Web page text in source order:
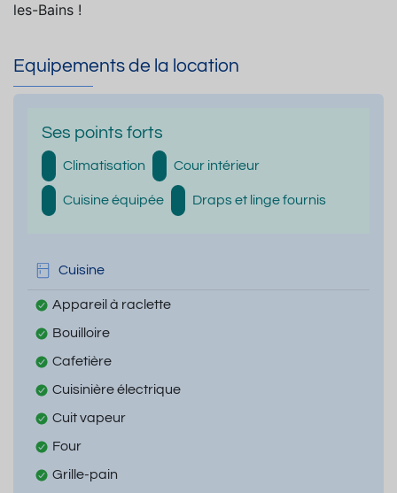
les-Bains !
Equipements de la location
Ses points forts
Climatisation Cour intérieur
Cuisine équipée Draps et linge fournis
Cuisine
Appareil à raclette
Bouilloire
Cafetière
Cuisinière électrique
Cuit vapeur
Four
Grille-pain